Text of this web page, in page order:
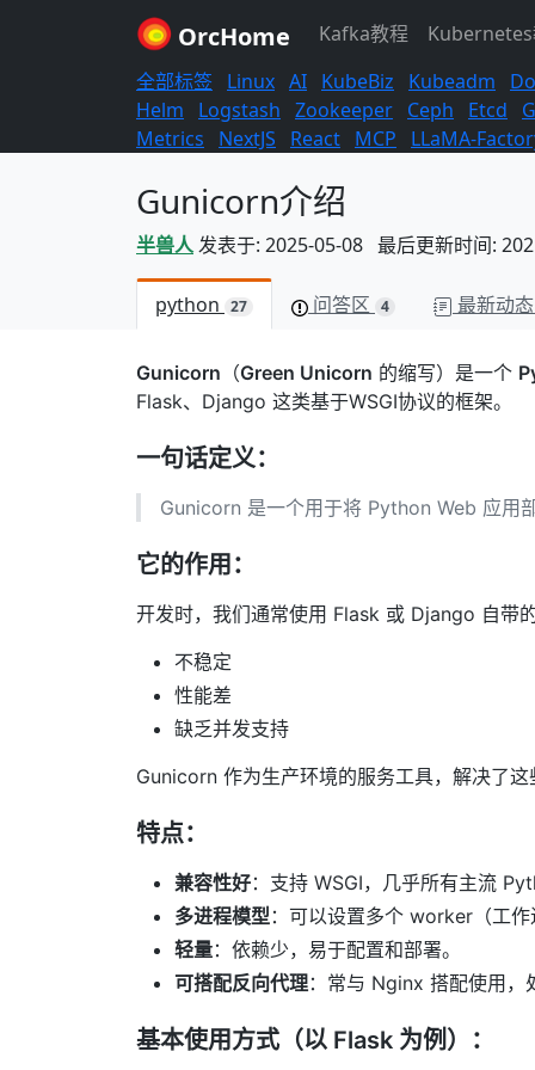
OrcHome Kafka教程
全部标签 Linux AI KubeBiz Kubeadm
Helm
Logstash Zookeeper Ceph Etcd
Metrics
NextJS React MCP LLaMA-
Gunicorn介绍
半兽人发表于: 2025-05-08 最后更新时间:
python 27 问答区 4 最新动态
Gunicorn （Green Unicorn 的缩写）是一个
Flask、Django 这类基于WSGI协议的框架。
一句话定义：
Gunicorn 是一个用于将 Python Web 应用
它的作用：
开发时，我们通常使用 Flask 或 Django 自带
不稳定
性能差
缺乏并发支持
Gunicorn 作为生产环境的服务工具，解决了这
特点：
兼容性好：支持 WSGI，几乎所有主流
多进程模型：可以设置多个 worker（工
轻量：依赖少，易于配置和部署。
可搭配反向代理：常与 Nginx 搭配使用，
基本使用方式（以 Flask 为例）：